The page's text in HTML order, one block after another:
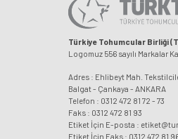
Türkiye Tohumcular Birliği
Logomuz 556 sayılı Markalar
Adres : Ehlibeyt Mah.
Balgat - Çankaya - ANKARA
Telefon : 0312 472 81 72 - 73
Faks : 0312 472 81 93
Etiket İçin E-posta :
Etiket İçin Faks : 0312 472 81